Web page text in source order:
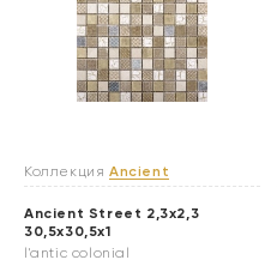
Коллекция Ancient
Ancient Street 2,3x2,3
30,5x30,5x1
l'antic colonial